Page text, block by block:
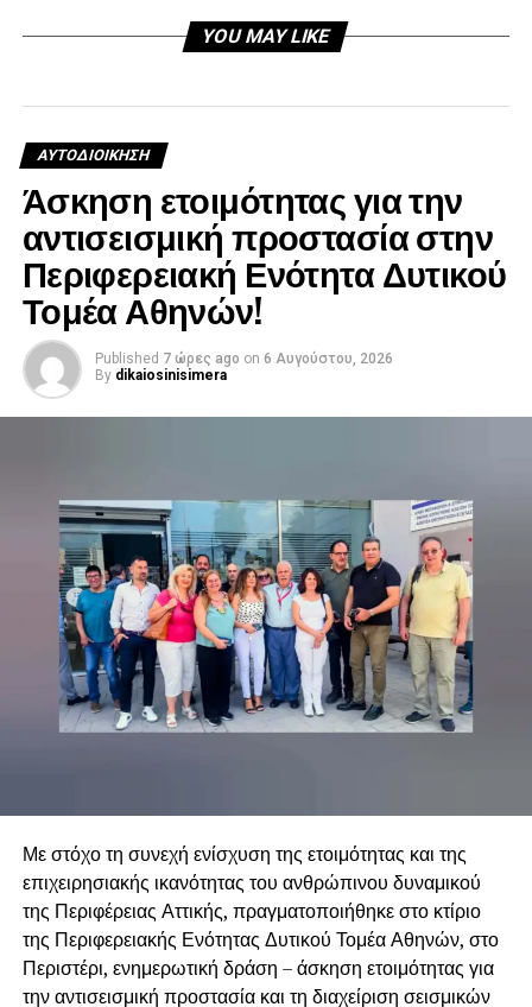
YOU MAY LIKE
ΑΥΤΟΔΙΟΊΚΗΣΗ
Άσκηση ετοιμότητας για την
αντισεισμική προστασία στην
Περιφερειακή Ενότητα Δυτικού
Τομέα Αθηνών!
Published 7 ώρες ago on 6 Αυγούστου, 2026
By dikaiosinisimera
Με στόχο τη συνεχή ενίσχυση της ετοιμότητας και της
επιχειρησιακής ικανότητας του ανθρώπινου δυναμικού
της Περιφέρειας Αττικής, πραγματοποιήθηκε στο κτίριο
της Περιφερειακής Ενότητας Δυτικού Τομέα Αθηνών, στο
Περιστέρι, ενημερωτική δράση – άσκηση ετοιμότητας για
την αντισεισμική προστασία και τη διαχείριση σεισμικών